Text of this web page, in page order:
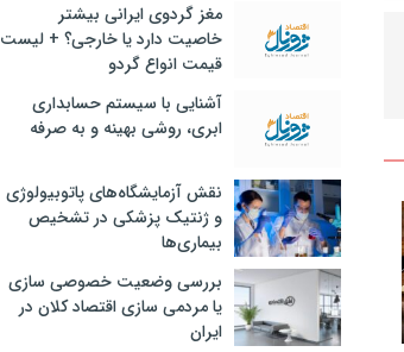
مغز گردوی ایرانی بیشتر
خاصیت دارد یا خارجی؟ + لیست
قیمت انواع گردو
آشنایی با سیستم حسابداری
ابری، روشی بهینه و به صرفه
نقش آزمایشگاه‌های پاتوبیولوژی
و ژنتیک پزشکی در تشخیص
بیماری‌ها
بررسی وضعیت خصوصی سازی
یا مردمی سازی اقتصاد کلان در
ایران